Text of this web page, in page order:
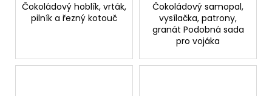
Čokoládový hoblík, vrták,
pilník a řezný kotouč
Čokoládový samopal,
vysílačka, patrony,
granát Podobná sada
pro vojáka